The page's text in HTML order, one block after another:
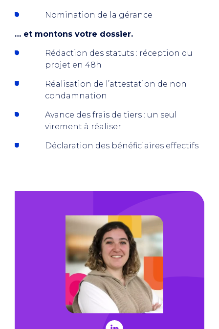
Nomination de la gérance
… et montons votre dossier.
Rédaction des statuts : réception du
projet en 48h
Réalisation de l’attestation de non
condamnation
Avance des frais de tiers : un seul
virement à réaliser
Déclaration des bénéficiaires effectifs